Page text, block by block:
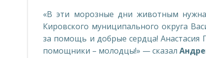
«В эти морозные дни животным
Кировского муниципального округа
за помощь и добрые сердца! Анастасия
помощники – молодцы!» — сказал